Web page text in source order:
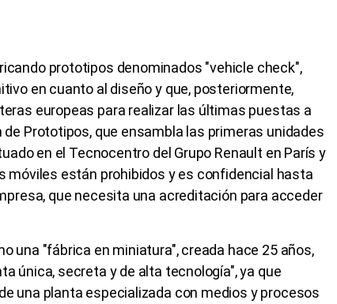
prototipos denominados "vehicle check",
en cuanto al diseño y que, posteriormente,
europeas para realizar las últimas puestas a
de Prototipos, que ensambla las primeras unidades
en el Tecnocentro del Grupo Renault en París y
móviles están prohibidos y es confidencial hasta
que necesita una acreditación para acceder
una "fábrica en miniatura", creada hace 25 años,
única, secreta y de alta tecnología", ya que
una planta especializada con medios y procesos